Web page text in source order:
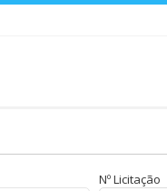
Nº Licitação